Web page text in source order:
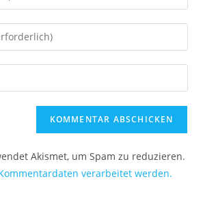
Akismet, um Spam zu reduzieren.
verarbeitet werden.